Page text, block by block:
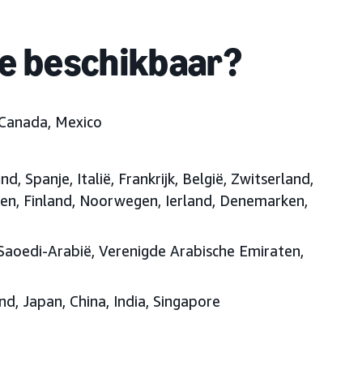
beschikbaar?
Mexico
Spanje, Italië, Frankrijk, België, Zwitserland,
Finland, Noorwegen, Ierland, Denemarken,
Arabië, Verenigde Arabische Emiraten,
Japan, China, India, Singapore